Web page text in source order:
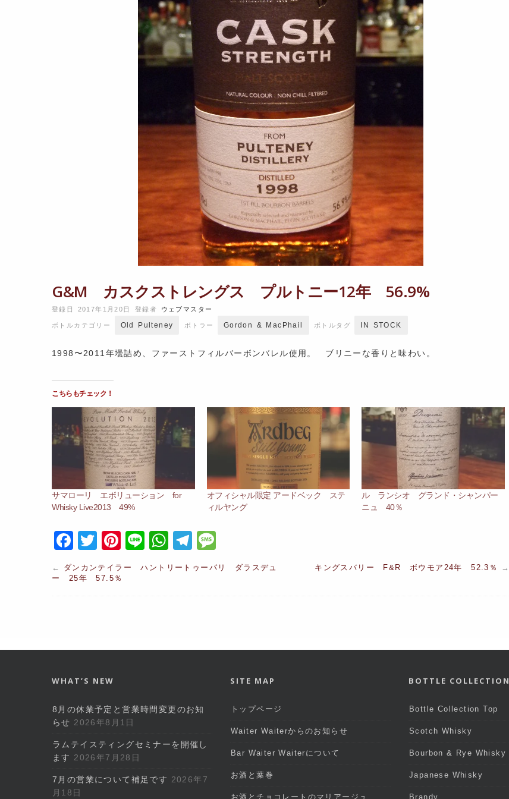
G&M カスクストレングス プルトニー12年 56.9%
登録日 2017年1月20日 登録者 ウェブマスター
ボトルカテゴリー Old Pulteney ボトラー Gordon & MacPhail ボトルタグ IN STOCK
1998〜2011年壜詰め、ファーストフィルバーボンバレル使用。 ブリニーな香りと味わい。
こちらもチェック！
サマローリ エボリューション for
Whisky Live2013 49%
オフィシャル限定 アードベック ステ
ィルヤング
ル ランシオ グランド・シャンパー
ニュ 40％
F
a
c
o
k
T
w
itt
Pi Li
n
e
W
h
at
p
T
e
e
s
e
← ダンカンテイラー ハントリートゥーパリ ダラスデュ
ー 25年 57.5％
キングスバリー F&R ボウモア24年 52.3％ →
WHAT’S NEW
8月の休業予定と営業時間変更のお知
らせ 2026年8月1日
ラムテイスティングセミナーを開催し
ます 2026年7月28日
7月の営業について補足です 2026年7
月18日
SITE MAP
トップページ
Waiter Waiterからのお知らせ
Bar Waiter Waiterについて
お酒と葉巻
お酒とチョコレートのマリアージュ
BOTTLE COLLECTION
Bottle Collection Top
Scotch Whisky
Bourbon & Rye Whisky
Japanese Whisky
Brandy